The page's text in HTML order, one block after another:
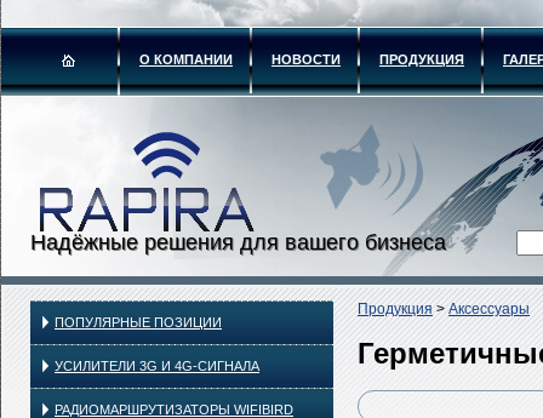
О КОМПАНИИ НОВОСТИ ПРОДУКЦИЯ
Надёжные решения для вашего бизнеса
ПОПУЛЯРНЫЕ ПОЗИЦИИ
УСИЛИТЕЛИ 3G И 4G-СИГНАЛА
РАДИОМАРШРУТИЗАТОРЫ WIFIBIRD
Продукция>Аксессуары